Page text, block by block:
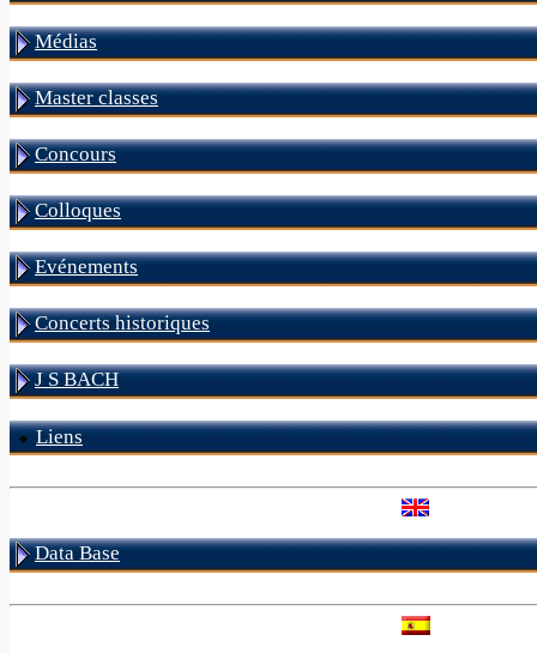
Médias
Master classes
Concours
Colloques
Evénements
Concerts historiques
J S BACH
Liens
Data Base